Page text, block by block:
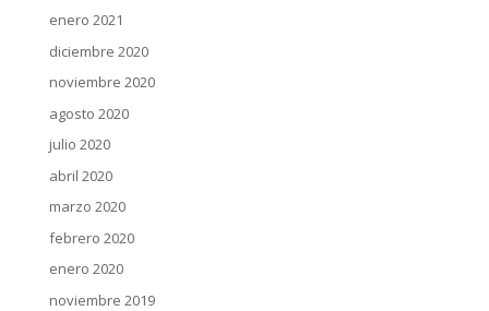
enero 2021
diciembre 2020
noviembre 2020
agosto 2020
julio 2020
abril 2020
marzo 2020
febrero 2020
enero 2020
noviembre 2019